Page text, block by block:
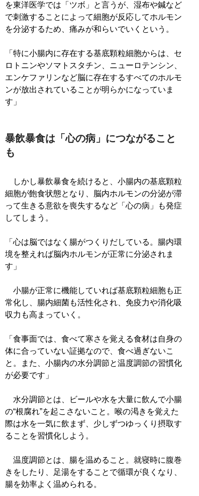
を東洋医学では「ツボ」と言うが、湿布や鍼など
で刺激することによって細胞が反応してホルモン
を分泌するため、痛みが和らいでいくという。
「特に小腸内に存在する基底顆粒細胞からは、セ
ロトニンやソマトスタチン、ニューロテンシン、
エンケファリンなど脳に存在するすべてのホルモ
ンが放出されていることが明らかになっていま
す」
暴飲暴食は「心の病」につながること
も
しかし暴飲暴食を続けると、小腸内の基底顆粒
細胞が飽食状態となり、脳内ホルモンの分泌が滞
って生きる意欲を喪失するなど「心の病」も発症
してしまう。
「心は脳ではなく腸がつくりだしている。腸内環
境を整えれば脳内ホルモンが正常に分泌されま
す」
小腸が正常に機能していれば基底顆粒細胞も正
常化し、腸内細菌も活性化され、免疫力や消化吸
収力も高まっていく。
「食事面では、食べて寒さを覚える食材は自身の
体に合っていない証拠なので、食べ過ぎないこ
と。また、小腸内の水分調節と温度調節の習慣化
が必要です」
水分調節とは、ビールや水を大量に飲んで小腸
の“根腐れ”を起こさないこと。喉の渇きを覚えた
際は水を一気に飲まず、少しずつゆっくり摂取す
ることを習慣化しよう。
温度調節とは、腸を温めること。就寝時に腹巻
きをしたり、足湯をすることで循環が良くなり、
腸を効率よく温められる。